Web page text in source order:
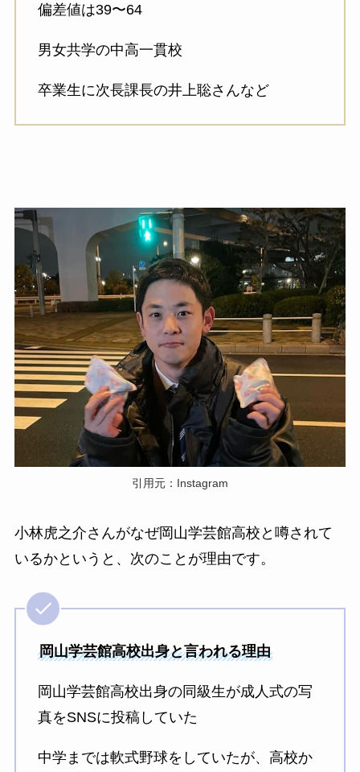
偏差値は39〜64
男女共学の中高一貫校
卒業生に次長課長の井上聡さんなど
引用元：Instagram
小林虎之介さんがなぜ岡山学芸館高校と噂されて
いるかというと、次のことが理由です。
岡山学芸館高校出身と言われる理由
岡山学芸館高校出身の同級生が成人式の写
真をSNSに投稿していた
中学までは軟式野球をしていたが、高校か